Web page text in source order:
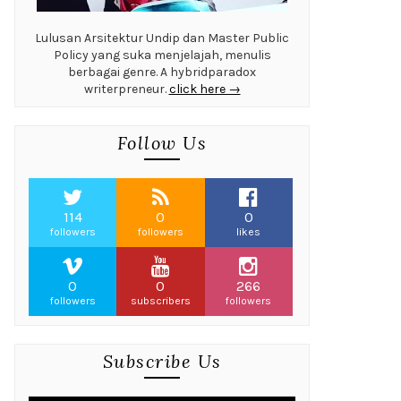
Lulusan Arsitektur Undip dan Master Public
Policy yang suka menjelajah, menulis
berbagai genre. A hybridparadox
writerpreneur.click here →
Follow Us
114
followers
0
followers
0
likes
0
followers
0
subscribers
266
followers
Subscribe Us